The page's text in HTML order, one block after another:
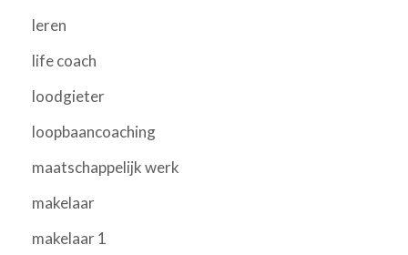
leren
life coach
loodgieter
loopbaancoaching
maatschappelijk werk
makelaar
makelaar 1